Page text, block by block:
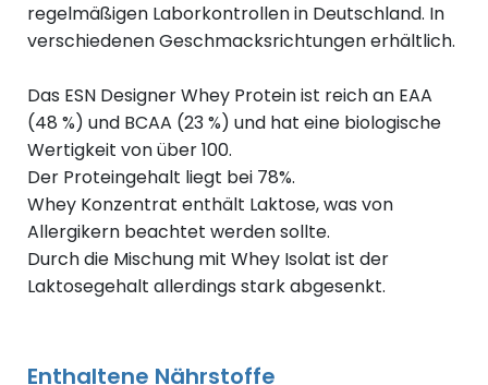
regelmäßigen Laborkontrollen in Deutschland. In
verschiedenen Geschmacksrichtungen erhältlich.
Das ESN Designer Whey Protein ist reich an EAA
(48 %) und BCAA (23 %) und hat eine biologische
Wertigkeit von über 100.
Der Proteingehalt liegt bei 78%.
Whey Konzentrat enthält Laktose, was von
Allergikern beachtet werden sollte.
Durch die Mischung mit Whey Isolat ist der
Laktosegehalt allerdings stark abgesenkt.
Enthaltene Nährstoffe